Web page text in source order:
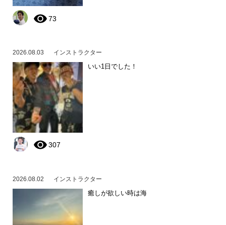
73
2026.08.03 インストラクター
いい1日でした！
307
2026.08.02 インストラクター
癒しが欲しい時は海